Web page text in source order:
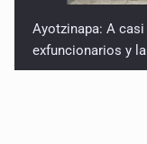
Ayotzinapa: A
exfuncionarios y